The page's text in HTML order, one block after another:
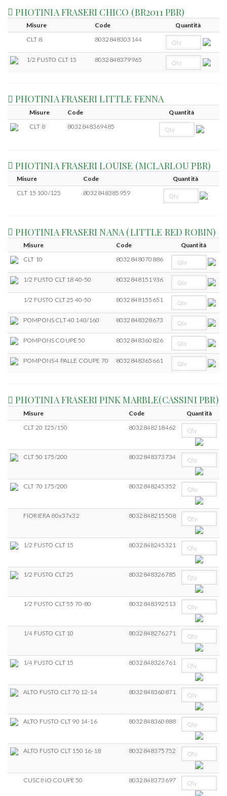
PHOTINIA FRASERI CHICO (BR2011 PBR)
Misure Code
Quantità
CLT 8
8032848303144
1/2 FUSTO CLT 15 8032848379965
PHOTINIA FRASERI LITTLE FENNA
Misure Code
Quantità
CLT 8
8032848369485
PHOTINIA FRASERI LOUISE (MCLARLOU PBR)
Misure Code
Quantità
CLT 15 100/125
8032848385959
PHOTINIA FRASERI NANA (LITTLE RED ROBIN)
Misure Code
Quantità
CLT 10
8032848070886
1/2 FUSTO CLT 18 40-50 8032848151936
1/2 FUSTO CLT 25 40-50 8032848155651
POMPONS CLT 40 140/160 8032848328673
POMPONS COUPE 50 8032848360826
POMPONS 4 PALLE COUPE 70 8032848365661
PHOTINIA FRASERI PINK MARBLE(CASSINI PBR)
Misure Code
Quantità
CLT 20 125/150
8032848218462
CLT 50 175/200 8032848373734
CLT 70 175/200 8032848245352
FIORIERA 80x37x32 8032848215508
1/2 FUSTO CLT 15 8032848245321
1/2 FUSTO CLT 25 8032848326785
1/2 FUSTO CLT 55 70-80 8032848392513
1/4 FUSTO CLT 10 8032848276271
1/4 FUSTO CLT 15 8032848326761
ALTO FUSTO CLT 70 12-14 8032848360871
ALTO FUSTO CLT 90 14-16 8032848360888
ALTO FUSTO CLT 150 16-18 8032848375752
CUSCINO COUPE 50 8032848373697